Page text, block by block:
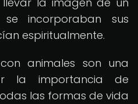
incorporaban sus
espiritualmente.
animales son una
la importancia de
las formas de vida